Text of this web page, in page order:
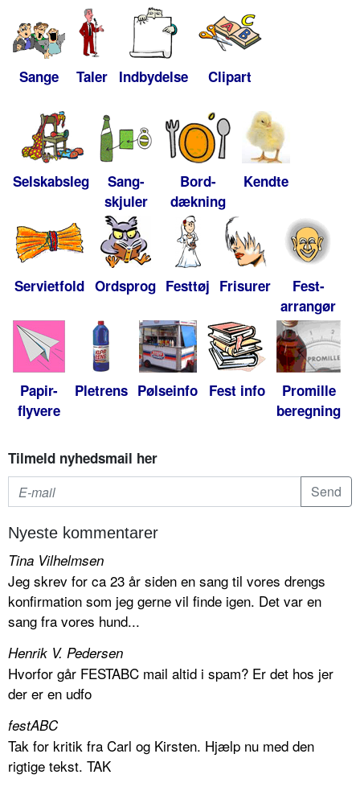
Sange Taler Indbydelse Clipart
Selskabsleg
Sang-
skjuler
Bord-
dækning
Kendte
Servietfold Ordsprog Festtøj Frisurer
Fest-
arrangør
Papir-
flyvere
Pletrens Pølseinfo Fest info
Promille
beregning
Tilmeld nyhedsmail her
Nyeste kommentarer
Tina Vilhelmsen
Jeg skrev for ca 23 år siden en sang til vores drengs
konfirmation som jeg gerne vil finde igen. Det var en
sang fra vores hund...
Henrik V. Pedersen
Hvorfor går FESTABC mail altid i spam? Er det hos jer
der er en udfo
festABC
Tak for kritik fra Carl og Kirsten. Hjælp nu med den
rigtige tekst. TAK